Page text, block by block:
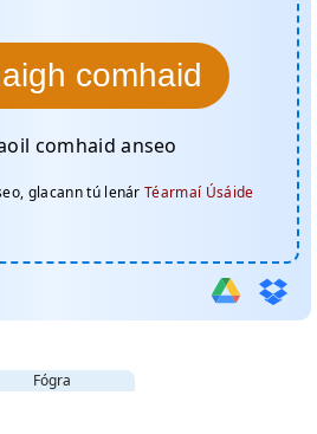
comhaid
comhaid anseo
glacann tú lenárTéarmaí Úsáide
Fógra